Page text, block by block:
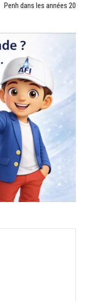
Penh dans les années 20